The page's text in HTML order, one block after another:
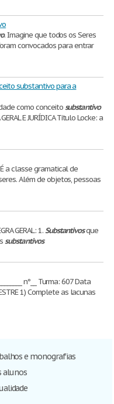
. Imagine que todos os Seres
convocados para entrar
substantivo para a
como conceitosubstantivo
E JURÍDICA Título Locke: a
a classe gramatical de
Além de objetos, pessoas
GERAL: 1.Substantivosque
substantivos
nº__ Turma: 607 Data
1) Complete as lacunas
e monografias
alunos